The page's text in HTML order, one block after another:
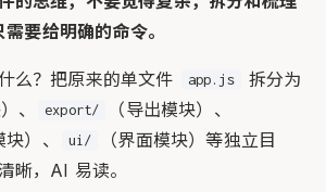
要给明确的命令。
么？把原来的单文件 app.js 拆分为
、 export/ （导出模块）、
块）、 ui/
（界面模块）等独立目
晰，AI 易读。